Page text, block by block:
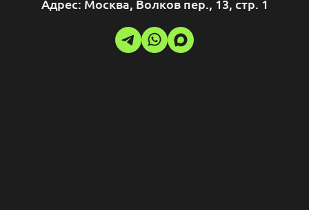
Адрес: Москва, Волков пер., 13, стр. 1